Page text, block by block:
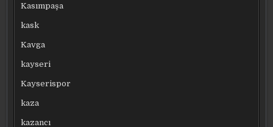
Kasımpaşa
kask
Kavga
kayseri
Kayserispor
kaza
kazancı